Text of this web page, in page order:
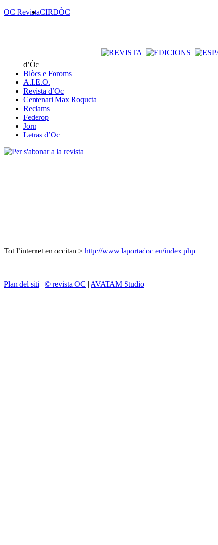
OC RevistaCIRDÒC
d’Òc
Blòcs e Foroms
A.I.E.O.
Revista d’Oc
Centenari Max Roqueta
Reclams
Federop
Jorn
Letras d’Oc
Tot l’internet en occitan > http://www.laportadoc.eu/index.php
Plan del siti | © revista OC | AVATAM Studio